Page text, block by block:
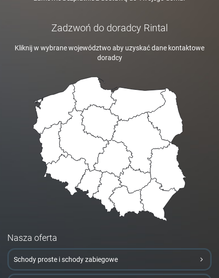
Zadzwoń do doradcy Rintal
Kliknij w wybrane województwo aby uzyskać dane kontaktowe
doradcy
Nasza oferta
Schody proste i schody zabiegowe